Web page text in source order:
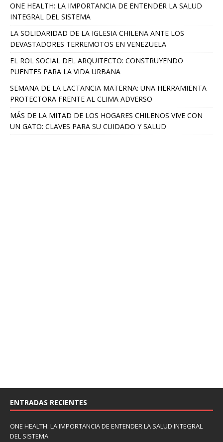
ONE HEALTH: LA IMPORTANCIA DE ENTENDER LA SALUD
INTEGRAL DEL SISTEMA
LA SOLIDARIDAD DE LA IGLESIA CHILENA ANTE LOS
DEVASTADORES TERREMOTOS EN VENEZUELA
EL ROL SOCIAL DEL ARQUITECTO: CONSTRUYENDO
PUENTES PARA LA VIDA URBANA
SEMANA DE LA LACTANCIA MATERNA: UNA HERRAMIENTA
PROTECTORA FRENTE AL CLIMA ADVERSO
MÁS DE LA MITAD DE LOS HOGARES CHILENOS VIVE CON
UN GATO: CLAVES PARA SU CUIDADO Y SALUD
ENTRADAS RECIENTES
ONE HEALTH: LA IMPORTANCIA DE ENTENDER LA SALUD INTEGRAL
DEL SISTEMA